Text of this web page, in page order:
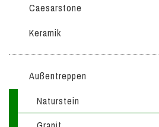
Caesarstone
Keramik
Außentreppen
Naturstein